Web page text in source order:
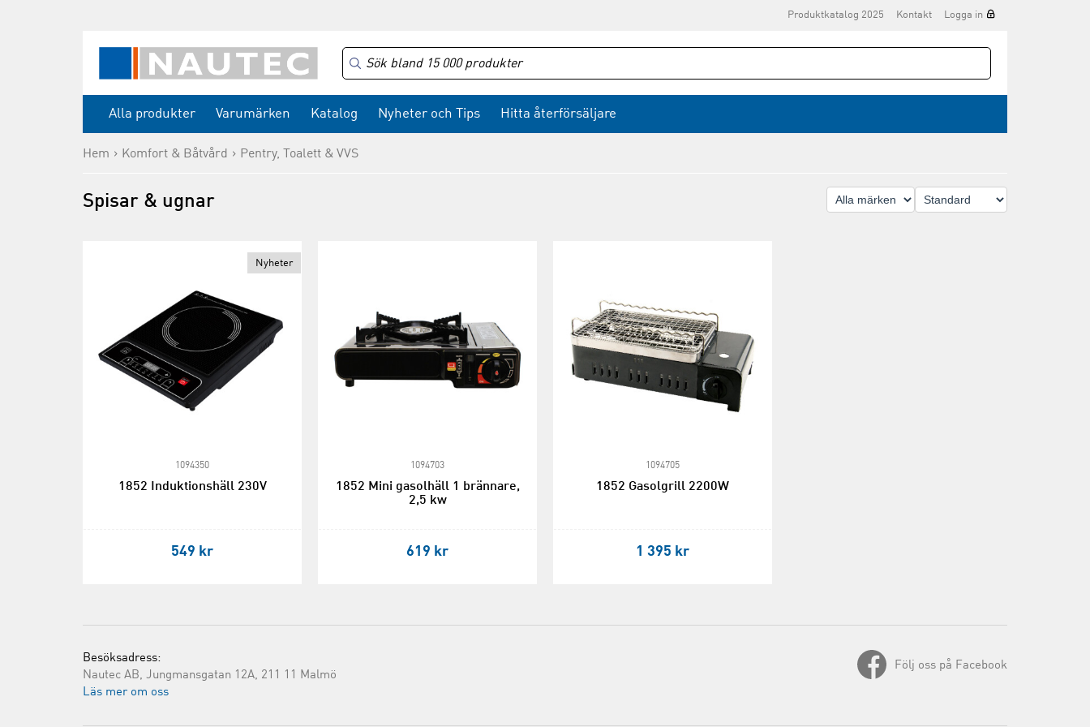
Produktkatalog 2025 Kontakt Logga in
Alla produkter Varumärken Katalog Nyheter och Tips Hitta återförsäljare
Hem Komfort & Båtvård Pentry, Toalett & VVS
Spisar & ugnar
Nyheter
1094350
1852 Induktionshäll 230V
549 kr
1094703
1852 Mini gasolhäll 1 brännare,
2,5 kw
619 kr
1094705
1852 Gasolgrill 2200W
1 395 kr
Besöksadress:
Nautec AB, Jungmansgatan 12A, 211 11 Malmö
Läs mer om oss
Följ oss på Facebook